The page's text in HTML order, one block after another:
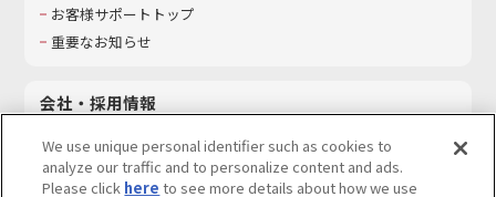
お客様サポートトップ
重要なお知らせ
会社・採用情報
採用情報
サステナビリティ
We use unique personal identifier such as cookies to
analyze our traffic and to personalize content and ads.
Please click here to see more details about how we use